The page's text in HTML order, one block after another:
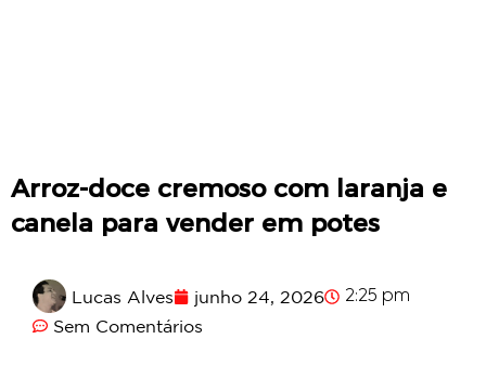
Arroz-doce cremoso com laranja e
canela para vender em potes
Lucas Alves junho 24, 2026 2:25 pm
Sem Comentários